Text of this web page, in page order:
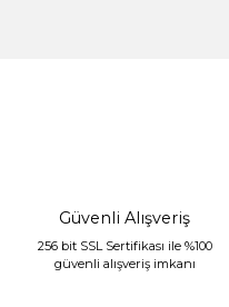
Güvenli Alışveriş
256 bit SSL Sertifikası ile %100
güvenli alışveriş imkanı